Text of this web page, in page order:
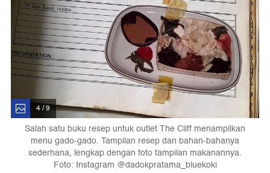
4 / 9
Salah satu buku resep untuk outlet The Cliff menampilkan
menu gado-gado. Tampilan resep dan bahan-bahanya
sederhana, lengkap dengan foto tampilan makanannya.
Foto: Instagram @dadokpratama_bluekoki